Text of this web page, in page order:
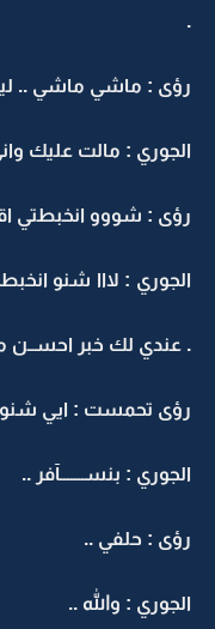
.
رؤى : ماشي ماشي ..
الجوري : مالت عليك واني
رؤى : شووو انخبطتي
الجوري : لااا شنو
. عندي لك خبر احســن
رؤى تحمست : ايي
الجوري : بنســـــــآفر ..
رؤى : حلفي ..
الجوري : والله ..